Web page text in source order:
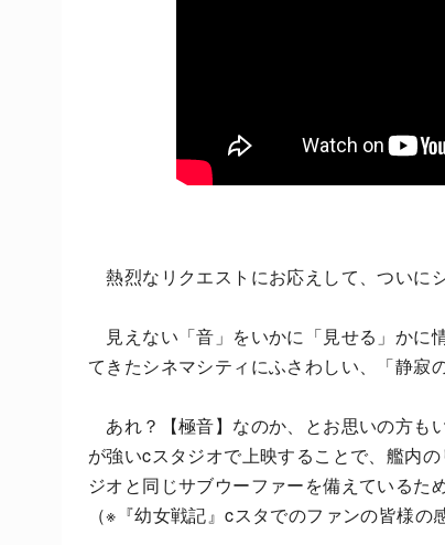
熱烈なリクエストにお応えして、ついに
見えない「音」をいかに「見せる」かに
てきたシネマシティにふさわしい、「静寂
あれ？【極音】なのか、とお思いの方も
が強いcスタジオで上映することで、艦内
ジオと同じサブウーファーを備えているた
（※『幼女戦記』cスタでのファンの皆様の